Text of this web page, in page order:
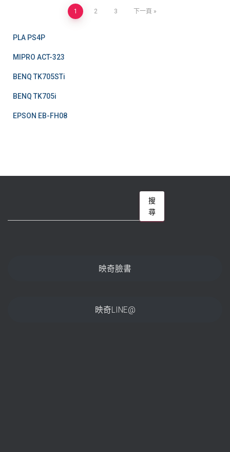
章
分
頁
1 2 3 下一頁
PLA PS4P
MIPRO ACT-323
BENQ TK705STi
BENQ TK705i
EPSON EB-FH08
搜
尋
映奇臉書
映奇LINE@